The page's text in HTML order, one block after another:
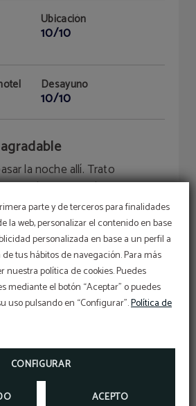
parte y de terceros para finalidades
la web, personalizar el contenido en base
personalizada en base a un perfil a
tus hábitos de navegación. Para más
política de cookies. Puedes
mediante el botón “Aceptar” o puedes
uso pulsando en “Configurar”.Política de
CONFIGURAR
ACEPTO
Ubicación
10/10
Desayuno
10/10
la noche allí. Trato
excelente y una buena
9.7
MORENO